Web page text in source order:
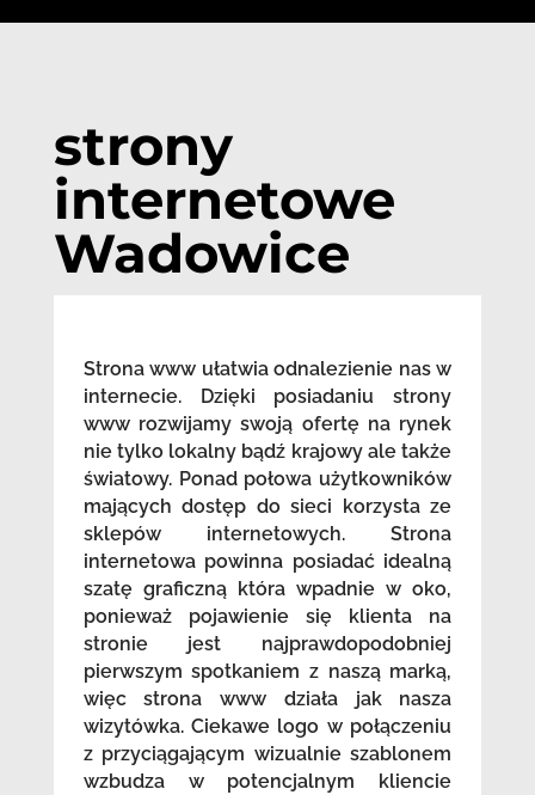
strony
internetowe
Wadowice
Strona www ułatwia odnalezienie nas w
internecie. Dzięki posiadaniu strony
www rozwijamy swoją ofertę na rynek
nie tylko lokalny bądź krajowy ale także
światowy. Ponad połowa użytkowników
mających dostęp do sieci korzysta ze
sklepów internetowych. Strona
internetowa powinna posiadać idealną
szatę graficzną która wpadnie w oko,
ponieważ pojawienie się klienta na
stronie jest najprawdopodobniej
pierwszym spotkaniem z naszą marką,
więc strona www działa jak nasza
wizytówka. Ciekawe logo w połączeniu
z przyciągającym wizualnie szablonem
wzbudza w potencjalnym kliencie